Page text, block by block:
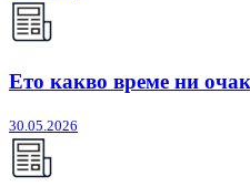
Ето какво време ни
30.05.2026